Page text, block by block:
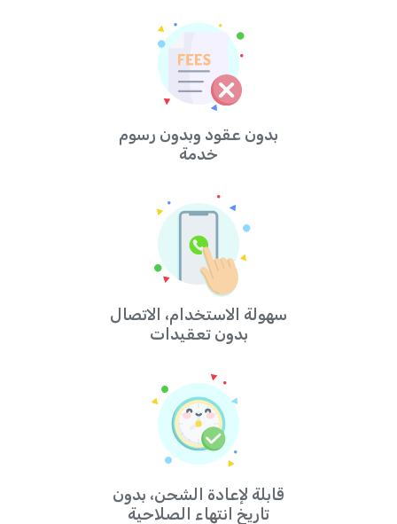
بدون عقود وبدون رسوم
خدمة
سهولة الاستخدام، الاتصال
بدون تعقيدات
قابلة لإعادة الشحن، بدون
تاريخ انتهاء الصلاحية